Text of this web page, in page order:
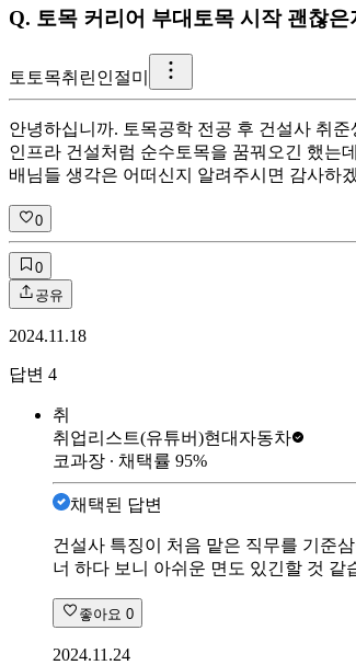
Q. 토목 커리어 부대토목 시작 괜찮은
토 토목취린인절미
안녕하십니까. 토목공학 전공 후 건설사 취
인프라 건설처럼 순수토목을 꿈꿔오긴 했는
배님들 생각은 어떠신지 알려주시면 감사하
0
0
공유
2024.11.18
답변 4
취
취업리스트(유튜버)현대자동차
코과장 ∙ 채택률 95%
채택된 답변
건설사 특징이 처음 맡은 직무를 기준
너 하다 보니 아쉬운 면도 있긴할 것
좋아요 0
2024.11.24